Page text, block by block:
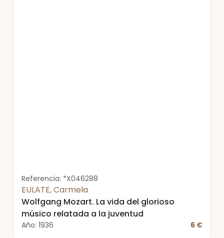
Referencia: *X046288
EULATE, Carmela
Wolfgang Mozart. La vida del glorioso
músico relatada a la juventud
Año: 1936 6 €